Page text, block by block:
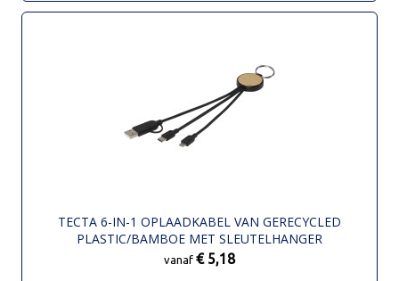
TECTA 6-IN-1 OPLAADKABEL VAN GERECYCLED
PLASTIC/BAMBOE MET SLEUTELHANGER
vanaf € 5,18